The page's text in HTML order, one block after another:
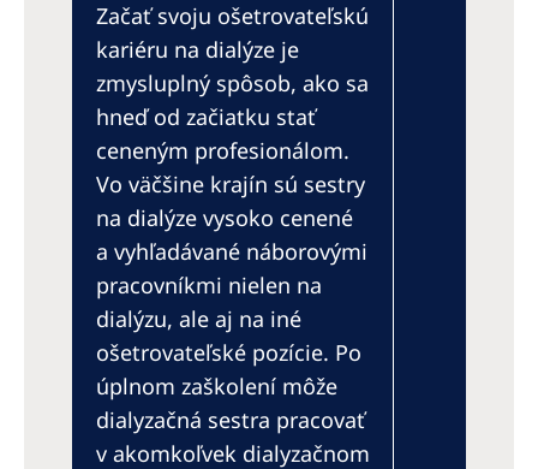
North America
United States of America
NephroCare International
Global Website
Začať svoju ošetrovateľskú
kariéru na dialýze je
zmysluplný spôsob, ako sa
hneď od začiatku stať
ceneným profesionálom.
Vo väčšine krajín sú sestry
na dialýze vysoko cenené
a vyhľadávané náborovými
pracovníkmi nielen na
dialýzu, ale aj na iné
ošetrovateľské pozície. Po
úplnom zaškolení môže
dialyzačná sestra pracovať
v akomkoľvek dialyzačnom